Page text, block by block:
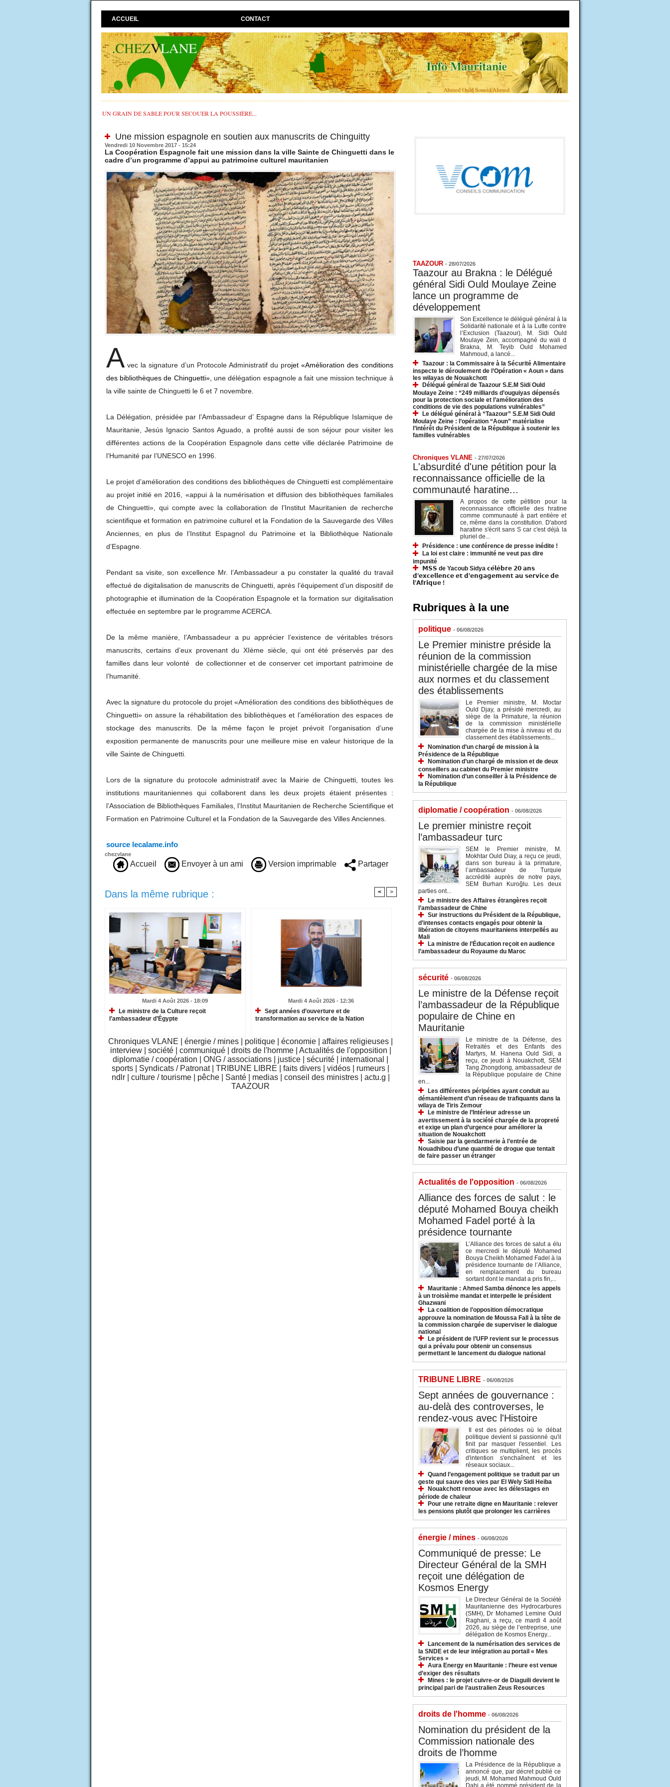
ACCUEIL CONTACT
UN GRAIN DE SABLE POUR SECOUER LA POUSSIÈRE...
Une mission espagnole en soutien aux manuscrits de Chinguitty
Vendredi 10 Novembre 2017 - 15:24
La Coopération Espagnole fait une mission dans la ville Sainte de Chinguetti dans le
cadre d’un programme d’appui au patrimoine culturel mauritanien
A vec la signature d’un Protocole Administratif du projet «Amélioration des conditions
des bibliothèques de Chinguetti», une délégation espagnole a fait une mission technique à
la ville sainte de Chinguetti le 6 et 7 novembre.
La Délégation, présidée par l’Ambassadeur d’ Espagne dans la République Islamique de
Mauritanie, Jesús Ignacio Santos Aguado, a profité aussi de son séjour pour visiter les
différentes actions de la Coopération Espagnole dans cette ville déclarée Patrimoine de
l’Humanité par l’UNESCO en 1996.
Le projet d’amélioration des conditions des bibliothèques de Chinguetti est complémentaire
au projet initié en 2016, «appui à la numérisation et diffusion des bibliothèques familiales
de Chinguetti», qui compte avec la collaboration de l’Institut Mauritanien de recherche
scientifique et formation en patrimoine culturel et la Fondation de la Sauvegarde des Villes
Anciennes, en plus de l’Institut Espagnol du Patrimoine et la Bibliothèque Nationale
d’Espagne.
Pendant sa visite, son excellence Mr. l’Ambassadeur a pu constater la qualité du travail
effectué de digitalisation de manuscrits de Chinguetti, après l’équipement d’un dispositif de
photographie et illumination de la Coopération Espagnole et la formation sur digitalisation
effectuée en septembre par le programme ACERCA.
De la même manière, l’Ambassadeur a pu apprécier l’existence de véritables trésors
manuscrits, certains d’eux provenant du XIème siècle, qui ont été préservés par des
familles dans leur volonté de collectionner et de conserver cet important patrimoine de
l’humanité.
Avec la signature du protocole du projet «Amélioration des conditions des bibliothèques de
Chinguetti» on assure la réhabilitation des bibliothèques et l’amélioration des espaces de
stockage des manuscrits. De la même façon le projet prévoit l’organisation d’une
exposition permanente de manuscrits pour une meilleure mise en valeur historique de la
ville Sainte de Chinguetti.
Lors de la signature du protocole administratif avec la Mairie de Chinguetti, toutes les
institutions mauritaniennes qui collaborent dans les deux projets étaient présentes :
l’Association de Bibliothèques Familiales, l’Institut Mauritanien de Recherche Scientifique et
Formation en Patrimoine Culturel et la Fondation de la Sauvegarde des Villes Anciennes.
source lecalame.info
chezvlane
Accueil Envoyer à un ami Version imprimable Partager
Dans la même rubrique : < >
Mardi 4 Août 2026 - 18:09
Le ministre de la Culture reçoit
l’ambassadeur d’Égypte
Mardi 4 Août 2026 - 12:36
Sept années d’ouverture et de
transformation au service de la Nation
Chroniques VLANE énergie / mines politique économie affaires religieuses
interview
société communiqué droits de l'homme Actualités de l'opposition
diplomatie / coopération
ONG / associations justice sécurité international
sports
Syndicats / Patronat TRIBUNE LIBRE faits divers vidéos rumeurs
ndlr
culture / tourisme pêche Santé medias conseil des ministres actu.g
TAAZOUR
TAAZOUR - 28/07/2026
Taazour au Brakna : le Délégué
général Sidi Ould Moulaye Zeine
lance un programme de
développement
Son Excellence le délégué général à la
Solidarité nationale et à la Lutte contre
l’Exclusion (Taazour), M. Sidi Ould
Moulaye Zein, accompagné du wali d
Brakna, M. Teyib Ould Mohamed
Mahmoud, a lancé...
Taazour : la Commissaire à la Sécurité Alimentaire
inspecte le déroulement de l’Opération « Aoun » dans
les wilayas de Nouakchott
Délégué général de Taazour S.E.M Sidi Ould
Moulaye Zeine : “249 milliards d’ouguiyas dépensés
pour la protection sociale et l’amélioration des
conditions de vie des populations vulnérables”
Le délégué général à “Taazour” S.E.M Sidi Ould
Moulaye Zeine : l’opération “Aoun” matérialise
l’intérêt du Président de la République à soutenir les
familles vulnérables
Chroniques VLANE - 27/07/2026
L'absurdité d'une pétition pour la
reconnaissance officielle de la
communauté haratine...
A propos de cette pétition pour la
reconnaissance officielle des hratine
comme communauté à part entière et
ce, même dans la constitution. D'abord
haratine s'écrit sans S car c'est déjà la
pluriel de...
Présidence : une conférence de presse inédite !
La loi est claire : immunité ne veut pas dire
impunité
𝗠𝗦𝗦 de Yacoub Sidya 𝗰𝗲́𝗹𝗲̀𝗯𝗿𝗲 𝟮𝟬 𝗮𝗻𝘀
𝗱’𝗲𝘅𝗰𝗲𝗹𝗹𝗲𝗻𝗰𝗲 𝗲𝘁 𝗱’𝗲𝗻𝗴𝗮𝗴𝗲𝗺𝗲𝗻𝘁 𝗮𝘂 𝘀𝗲𝗿𝘃𝗶𝗰𝗲 𝗱𝗲
𝗹’𝗔𝗳𝗿𝗶𝗾𝘂𝗲 !
Rubriques à la une
politique - 06/08/2026
Le Premier ministre préside la
réunion de la commission
ministérielle chargée de la mise
aux normes et du classement
des établissements
Le Premier ministre, M. Moctar
Ould Djay, a présidé mercredi, au
siège de la Primature, la réunion
de la commission ministérielle
chargée de la mise à niveau et du
classement des établissements...
Nomination d’un chargé de mission à la
Présidence de la République
Nomination d’un chargé de mission et de deux
conseillers au cabinet du Premier ministre
Nomination d’un conseiller à la Présidence de
la République
diplomatie / coopération - 06/08/2026
Le premier ministre reçoit
l’ambassadeur turc
SEM le Premier ministre, M.
Mokhtar Ould Diay, a reçu ce jeudi,
dans son bureau à la primature,
l’ambassadeur de Turquie
accrédité auprès de notre pays,
SEM Burhan Kuroğlu. Les deux
parties ont...
Le ministre des Affaires étrangères reçoit
l’ambassadeur de Chine
Sur instructions du Président de la République,
d’intenses contacts engagés pour obtenir la
libération de citoyens mauritaniens interpellés au
Mali
La ministre de l’Éducation reçoit en audience
l’ambassadeur du Royaume du Maroc
sécurité - 06/08/2026
Le ministre de la Défense reçoit
l’ambassadeur de la République
populaire de Chine en
Mauritanie
Le ministre de la Défense, des
Retraités et des Enfants des
Martyrs, M. Hanena Ould Sidi, a
reçu, ce jeudi à Nouakchott, SEM
Tang Zhongdong, ambassadeur de
la République populaire de Chine
en...
Les différentes péripéties ayant conduit au
démantèlement d’un réseau de trafiquants dans la
wilaya de Tiris Zemour
Le ministre de l’Intérieur adresse un
avertissement à la société chargée de la propreté
et exige un plan d’urgence pour améliorer la
situation de Nouakchott
Saisie par la gendarmerie à l’entrée de
Nouadhibou d’une quantité de drogue que tentait
de faire passer un étranger
Actualités de l'opposition - 06/08/2026
Alliance des forces de salut : le
député Mohamed Bouya cheikh
Mohamed Fadel porté à la
présidence tournante
L’Alliance des forces de salut a élu
ce mercredi le député Mohamed
Bouya Cheikh Mohamed Fadel à la
présidence tournante de l’Alliance,
en remplacement du bureau
sortant dont le mandat a pris fin,...
Mauritanie : Ahmed Samba dénonce les appels
à un troisième mandat et interpelle le président
Ghazwani
La coalition de l’opposition démocratique
approuve la nomination de Moussa Fall à la tête de
la commission chargée de superviser le dialogue
national
Le président de l’UFP revient sur le processus
qui a prévalu pour obtenir un consensus
permettant le lancement du dialogue national
TRIBUNE LIBRE - 06/08/2026
Sept années de gouvernance :
au-delà des controverses, le
rendez-vous avec l'Histoire
Il est des périodes où le débat
politique devient si passionné qu'il
finit par masquer l'essentiel. Les
critiques se multiplient, les procès
d'intention s'enchaînent et les
réseaux sociaux...
Quand l’engagement politique se traduit par un
geste qui sauve des vies par El Wely Sidi Heiba
Nouakchott renoue avec les délestages en
période de chaleur
Pour une retraite digne en Mauritanie : relever
les pensions plutôt que prolonger les carrières
énergie / mines - 06/08/2026
Communiqué de presse: Le
Directeur Général de la SMH
reçoit une délégation de
Kosmos Energy
Le Directeur Général de la Société
Mauritanienne des Hydrocarbures
(SMH), Dr Mohamed Lemine Ould
Raghani, a reçu, ce mardi 4 août
2026, au siège de l’entreprise, une
délégation de Kosmos Energy...
Lancement de la numérisation des services de
la SNDE et de leur intégration au portail « Mes
Services »
Aura Energy en Mauritanie : l’heure est venue
d’exiger des résultats
Mines : le projet cuivre-or de Diaguili devient le
principal pari de l’australien Zeus Resources
droits de l'homme - 06/08/2026
Nomination du président de la
Commission nationale des
droits de l’homme
La Présidence de la République a
annoncé que, par décret publié ce
jeudi, M. Mohamed Mahmoud Ould
Dahi a été nommé président de la